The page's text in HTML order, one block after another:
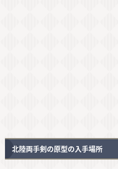
北陸両手剣の原型の入手場所